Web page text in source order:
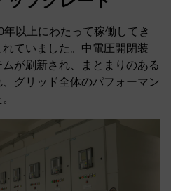
以上にわたって稼働してき
ていました。中電圧開閉装
が刷新され、まとまりのある
グリッド全体のパフォーマン